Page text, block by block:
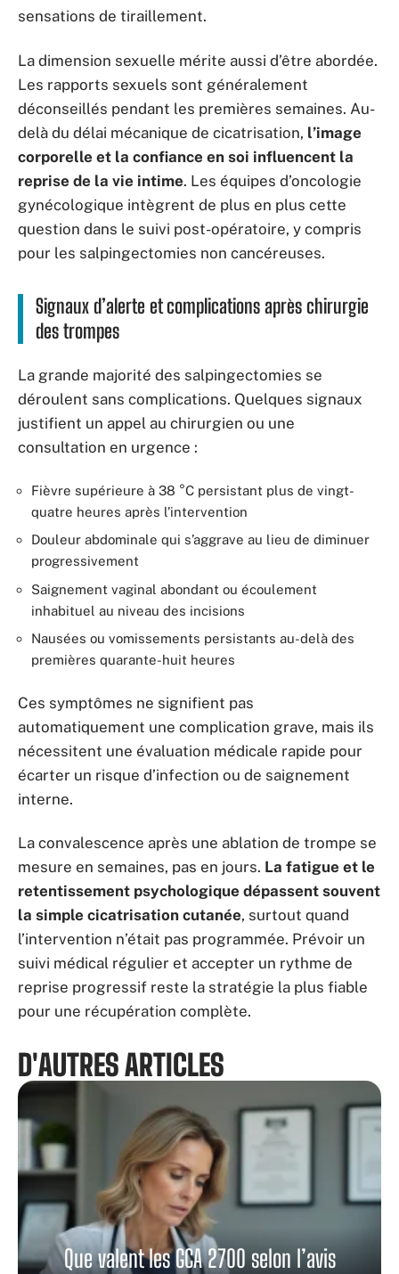
sensations de tiraillement.
La dimension sexuelle mérite aussi d’être abordée.
Les rapports sexuels sont généralement
déconseillés pendant les premières semaines. Au-
delà du délai mécanique de cicatrisation, l’image
corporelle et la confiance en soi influencent la
reprise de la vie intime. Les équipes d’oncologie
gynécologique intègrent de plus en plus cette
question dans le suivi post-opératoire, y compris
pour les salpingectomies non cancéreuses.
Signaux d’alerte et complications après chirurgie
des trompes
La grande majorité des salpingectomies se
déroulent sans complications. Quelques signaux
justifient un appel au chirurgien ou une
consultation en urgence :
Fièvre supérieure à 38 °C persistant plus de vingt-
quatre heures après l’intervention
Douleur abdominale qui s’aggrave au lieu de diminuer
progressivement
Saignement vaginal abondant ou écoulement
inhabituel au niveau des incisions
Nausées ou vomissements persistants au-delà des
premières quarante-huit heures
Ces symptômes ne signifient pas
automatiquement une complication grave, mais ils
nécessitent une évaluation médicale rapide pour
écarter un risque d’infection ou de saignement
interne.
La convalescence après une ablation de trompe se
mesure en semaines, pas en jours. La fatigue et le
retentissement psychologique dépassent souvent
la simple cicatrisation cutanée, surtout quand
l’intervention n’était pas programmée. Prévoir un
suivi médical régulier et accepter un rythme de
reprise progressif reste la stratégie la plus fiable
pour une récupération complète.
D'AUTRES ARTICLES
Que valent les GCA 2700 selon l’avis